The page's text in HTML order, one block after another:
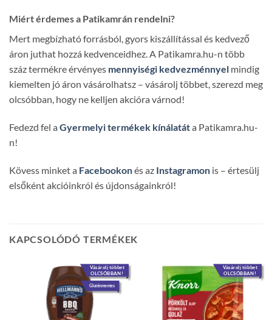
Miért érdemes a Patikamrán rendelni?
Mert megbízható forrásból, gyors kiszállítással és kedvező
áron juthat hozzá kedvenceidhez. A Patikamra.hu-n több
száz termékre érvényes mennyiségi kedvezménnyel mindig
kiemelten jó áron vásárolhatsz – vásárolj többet, szerezd meg
olcsóbban, hogy ne kelljen akcióra várnod!
Fedezd fel a Gyermelyi termékek kínálatáta Patikamra.hu-
n!
Kövess minket a Facebookonés az Instagramon is – értesülj
elsőként akcióinkról és újdonságainkról!
KAPCSOLÓDÓ TERMÉKEK
Vásárolj többet
OLCSÓBBAN!
Gluténmentes
Vásárolj többet
OLCSÓBBAN!